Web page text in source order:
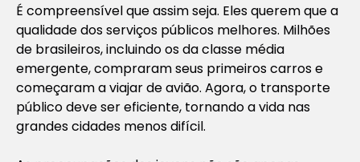
É compreensível que assim seja. Eles querem que a
qualidade dos serviços públicos melhores. Milhões
de brasileiros, incluindo os da classe média
emergente, compraram seus primeiros carros e
começaram a viajar de avião. Agora, o transporte
público deve ser eficiente, tornando a vida nas
grandes cidades menos difícil.